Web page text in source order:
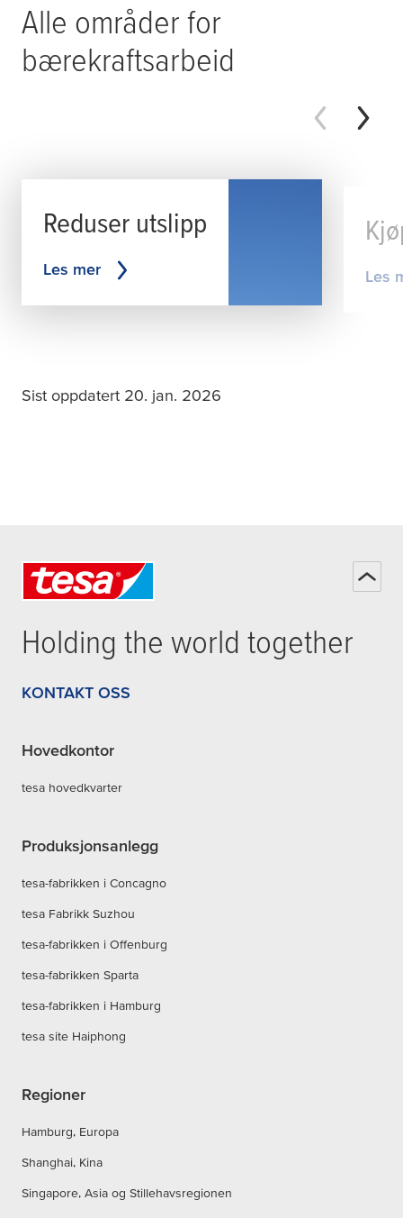
Alle områder for
bærekraftsarbeid
Reduser utslipp
Les mer Les
Sist oppdatert 20. jan. 2026
Holding the world together
KONTAKT OSS
Hovedkontor
tesa hovedkvarter
Produksjonsanlegg
tesa-fabrikken i Concagno
tesa Fabrikk Suzhou
tesa-fabrikken i Offenburg
tesa-fabrikken Sparta
tesa-fabrikken i Hamburg
tesa site Haiphong
Regioner
Hamburg, Europa
Shanghai, Kina
Singapore, Asia og Stillehavsregionen